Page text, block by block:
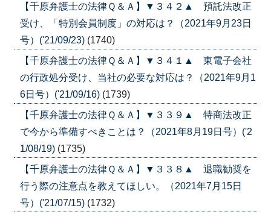
【千原弁護士の法律Ｑ＆Ａ】▼３４２▲ 預託法改正
受け、「特別会員制度」の対応は？（2021年9月23日
号）('21/09/23) (1740)
【千原弁護士の法律Ｑ＆Ａ】▼３４１▲ 東電子会社
の行政処分受け、当社の必要な対応は？（2021年9月1
6日号）('21/09/16) (1739)
【千原弁護士の法律Ｑ＆Ａ】▼３３９▲ 特商法改正
で今から準備すべきことは？（2021年8月19日号）('2
1/08/19) (1735)
【千原弁護士の法律Ｑ＆Ａ】▼３３８▲ 退職勧奨を
行う際の注意点を教えてほしい。（2021年7月15日
号）('21/07/15) (1732)